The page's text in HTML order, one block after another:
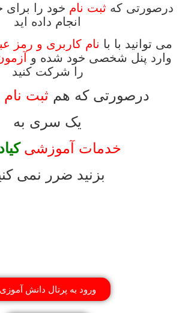
درصورتی که ثبت نام خود را
انجام داده اید
می توانید با با نام کاربری و رمز
وارد پنل شخصی خود شده و
را شرکت کنید
درصورتی که هم ثبت نام
یک سری به
خدمات آموزشی
بزنید ضرر نمی
ورود به پرتال دانش آموزی